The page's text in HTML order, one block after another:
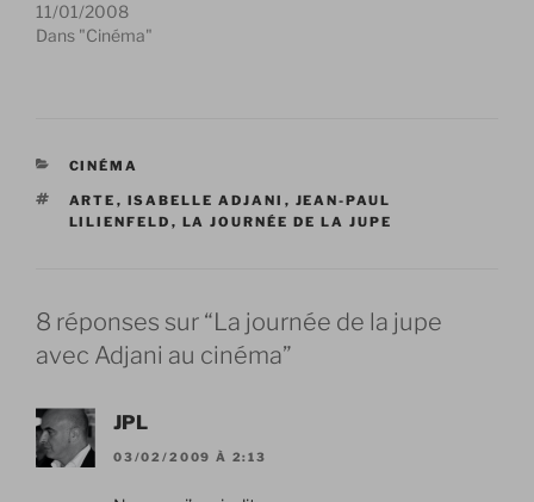
11/01/2008
Dans "Cinéma"
CATÉGORIES
CINÉMA
ÉTIQUETTES
ARTE , ISABELLE ADJANI , JEAN-PAUL
LILIENFELD , LA JOURNÉE DE LA JUPE
8 réponses sur “La journée de la jupe
avec Adjani au cinéma”
JPL
03/02/2009 À 2:13